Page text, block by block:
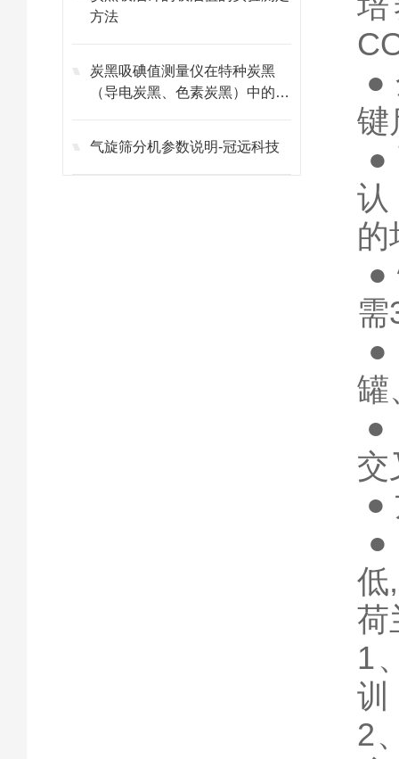
方法
炭黑吸碘值测量仪在特种炭黑
（导电炭黑、色素炭黑）中的应
气旋筛分机参数说明-冠远科技
●
键
●
认
的
●
需
●
罐
●
交
●
●
低
荷
1
训
2